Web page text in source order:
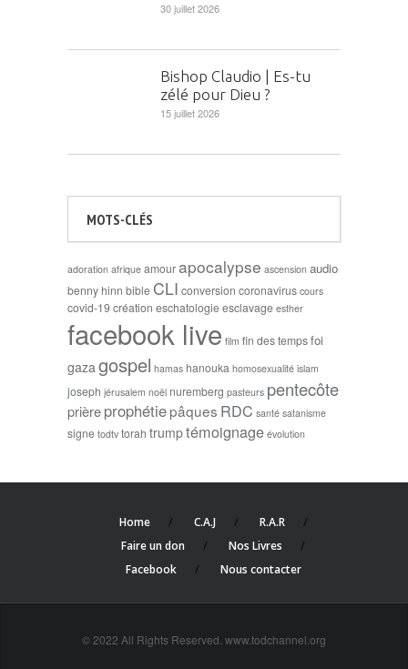
30 juillet 2026
Bishop Claudio | Es-tu
zélé pour Dieu ?
15 juillet 2026
MOTS-CLÉS
adoration afrique amourapocalypse ascension audio
benny hinn bible CLI conversion coronavirus cours
covid-19création eschatologieesclavage esther
facebook live film fin des tempsfoi
gazagospel hamas hanouka homosexualité islam
joseph jérusalem noël nuremberg pasteurs pentecôte
prièreprophétiepâques RDC santé satanisme
signe todtv torah trumptémoignage évolution
Home C.A.J
R.A.R
Faire un don
Nos Livres
Facebook
Nous contacter
© 2022 All Rights Reserved. www.todchannel.org